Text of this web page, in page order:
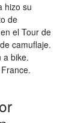
hizo su
de
el Tour de
camuflaje.
a bike.